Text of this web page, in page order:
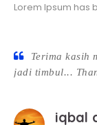
Lorem Ipsum has
Terima kasih
jadi timbul...
iqbal